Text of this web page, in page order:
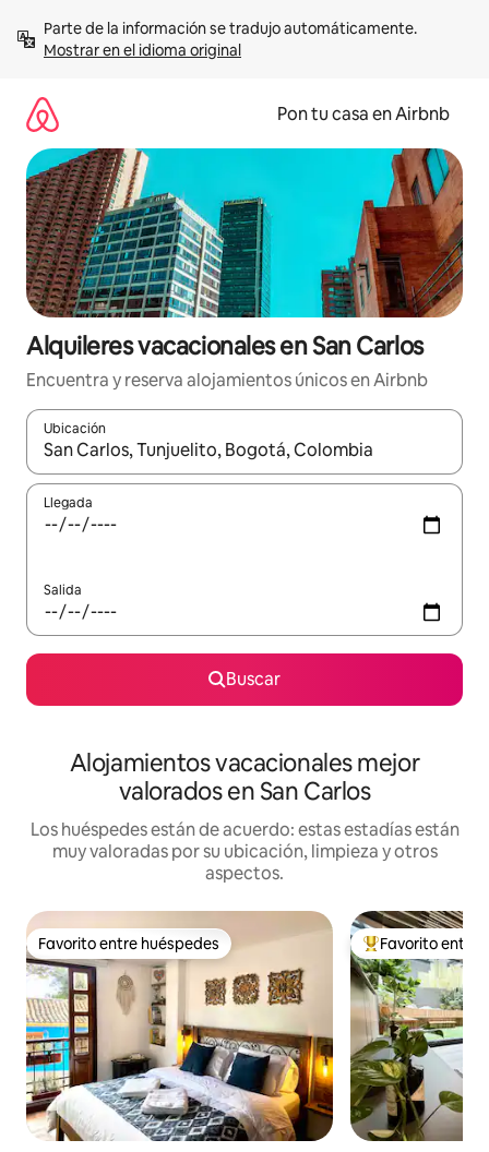
contenidoMostrar en el idioma original
Pon tu casa en Airbnb
Alquileres vacacionales en San Carlos
Encuentra y reserva alojamientos únicos en Airbnb
Ubicación
Cuando los resultados estén disponibles, navega con las
Llegada
Salida
Buscar
Alojamientos vacacionales mejor
valorados en San Carlos
Los huéspedes están de acuerdo: estas estadías están
muy valoradas por su ubicación, limpieza y otros
aspectos.
Favorito entre huéspedes
Favorito entre huéspedes Favorito entre
Favorito entre